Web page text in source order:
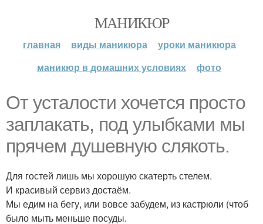
МАНИКЮР
главная виды маникюра
уроки маникюра
маникюр в домашних условиях
фото
От усталости хочется просто
заплакать, под улыбками мы
прячем душевную слякоть.
Для гостей лишь мы хорошую скатерть стелем.
И красивый сервиз достаём.
Мы едим на бегу, или вовсе забудем, из кастрюли (чтоб
было мыть меньше посуды.